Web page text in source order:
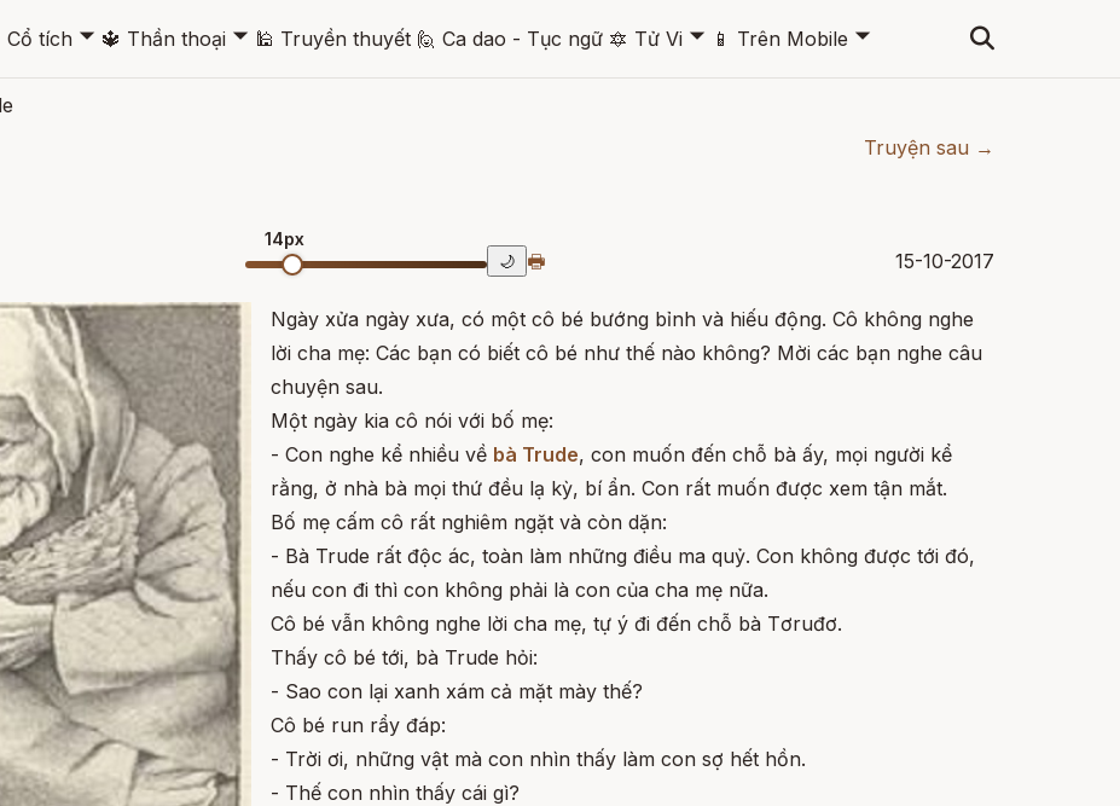
Cổ tích 🞃 🔱 Thần thoại 🞃 🕌 Truyền thuyết 🙋 Ca dao - Tục ngữ 🔯 Tử Vi 🞃 📱 Trên Mobile 🞃
Truyện sau →
14px
🌙 🖶 15-10-2017
Ngày xửa ngày xưa, có một cô bé bướng bỉnh và hiếu động. Cô không nghe
lời cha mẹ: Các bạn có biết cô bé như thế nào không? Mời các bạn nghe câu
chuyện sau.
Một ngày kia cô nói với bố mẹ:
- Con nghe kể nhiều về bà Trude, con muốn đến chỗ bà ấy, mọi người kể
rằng, ở nhà bà mọi thứ đều lạ kỳ, bí ẩn. Con rất muốn được xem tận mắt.
Bố mẹ cấm cô rất nghiêm ngặt và còn dặn:
- Bà Trude rất độc ác, toàn làm những điều ma quỷ. Con không được tới đó,
nếu con đi thì con không phải là con của cha mẹ nữa.
Cô bé vẫn không nghe lời cha mẹ, tự ý đi đến chỗ bà Tơruđơ.
Thấy cô bé tới, bà Trude hỏi:
- Sao con lại xanh xám cả mặt mày thế?
Cô bé run rẩy đáp:
- Trời ơi, những vật mà con nhìn thấy làm con sợ hết hồn.
- Thế con nhìn thấy cái gì?